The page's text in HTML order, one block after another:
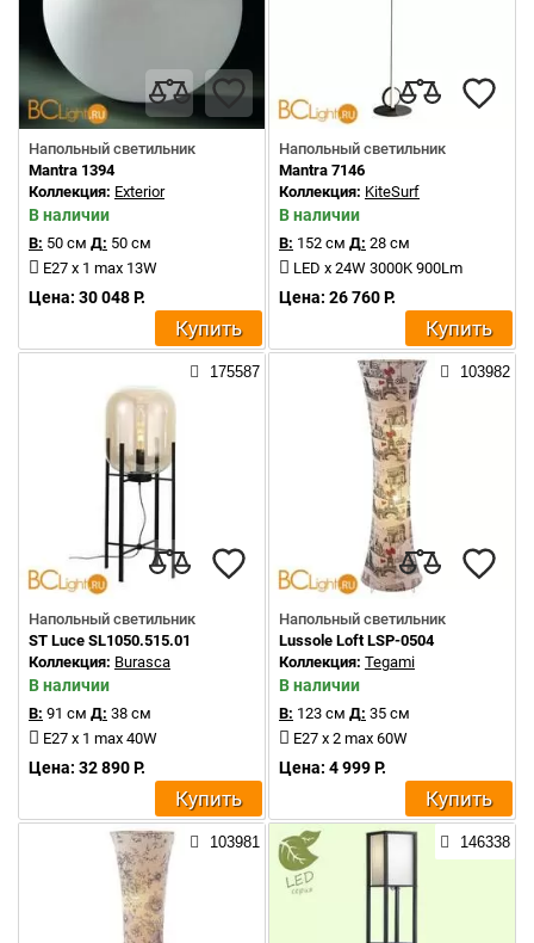
Напольный светильник
Mantra 1394
Коллекция: Exterior
В наличии
В: 50 см Д: 50 см
E27 x 1 max 13W
Цена: 30 048 Р.
Купить
Напольный светильник
Mantra 7146
Коллекция: KiteSurf
В наличии
В: 152 см Д: 28 см
LED x 24W 3000K 900Lm
Цена: 26 760 Р.
Купить
175587
Напольный светильник
ST Luce SL1050.515.01
Коллекция: Burasca
В наличии
В: 91 см Д: 38 см
E27 x 1 max 40W
Цена: 32 890 Р.
Купить
103982
Напольный светильник
Lussole Loft LSP-0504
Коллекция: Tegami
В наличии
В: 123 см Д: 35 см
E27 x 2 max 60W
Цена: 4 999 Р.
Купить
103981 146338